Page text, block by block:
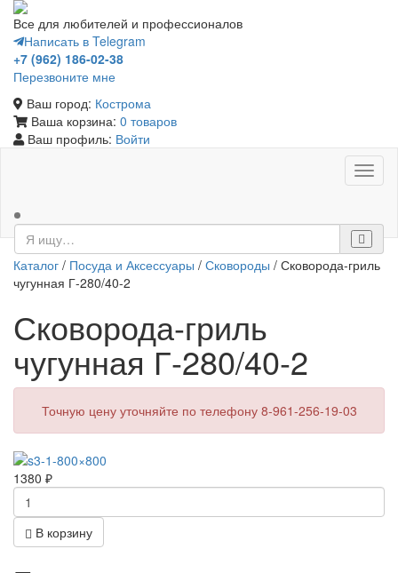
Все для любителей и профессионалов
Написать в Telegram
+7 (962) 186-02-38
Перезвоните мне
Ваш город: Кострома
Ваша корзина: 0 товаров
Ваш профиль: Войти
Каталог / Посуда и Аксессуары / Сковороды / Сковорода-гриль
чугунная Г-280/40-2
Сковорода-гриль
чугунная Г-280/40-2
Точную цену уточняйте по телефону 8-961-256-19-03
1380 ₽
В корзину